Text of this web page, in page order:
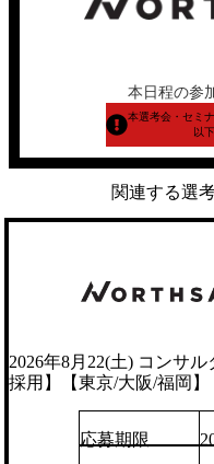
本日程の参
本選考会・セミ
以
関連する選
2026年8月22(土) コンサ
採用】【東京/大阪/福岡】
応募期限